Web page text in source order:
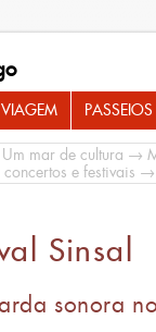
Um mar de cultura →
e festivais →
Sinsal
sonora